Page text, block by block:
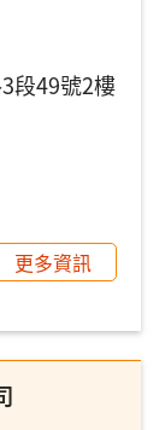
段49號2樓
更多資訊